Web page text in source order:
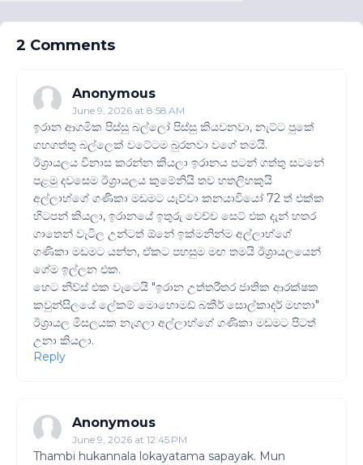
2 Comments
Anonymous
June 9, 2026 at 8:58 AM
ඉරාන ආගමික පිස්සු බල්ලෝ පිස්සු කියවනවා, නැට්ට පුකේ
ගහගත්තු බල්ලෙක් වටේටම බුරනවා වගේ තමයි.
ඊශ්‍රායලය විනාස කරන්න කියලා ඉරානය පටන් ගත්තු සටනේ
පළමු දවසෙම ඊශ්‍රායලය කුමේනියි තව හතලිහකුයි
අල්ලාහ්ගේ ගණිකා මඩමට යැව්වා කනයාවියෝ 72 ත් එක්ක
හිටපන් කියලා, ඉරානයේ ඉතුරු වෙච්ච සෙට් එක දැන් හතර
ගාතෙන් වැටිල උන්ටත් ඕනේ ඉක්මනින්ම අල්ලාහ්ගේ
ගණිකා මඩමට යන්න, ඒකට පහසුම මඟ තමයි ඊශ්‍රායලයෙන්
ගේම ඉල්ලන එක.
හෙට නිව්ස් එක වැටෙයි "ඉරාන උත්තරීතර ජාතික ආරක්ෂක
කවුන්සිලයේ ලේකම් මොහොමඩ් බකීර් සොල්කාදර් මහතා"
ඊශ්‍රායල මිසලයක නැගලා අල්ලාහ්ගේ ගණිකා මඩමට පිටත්
උනා කියලා.
Reply
Anonymous
June 9, 2026 at 12:45 PM
Thambi hukannala lokayatama sapayak. Mun